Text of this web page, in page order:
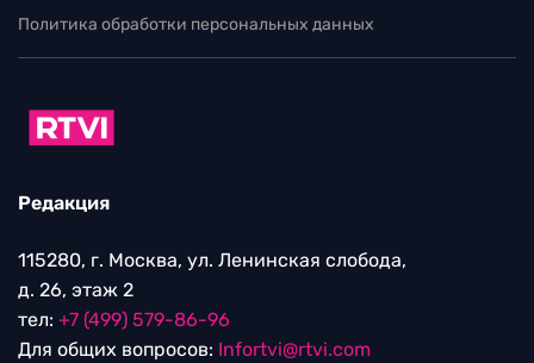
Политика обработки персональных данных
Редакция
115280, г. Москва, ул. Ленинская слобода,
д. 26, этаж 2
тел: +7 (499) 579-86-96
Для общих вопросов: Infortvi@rtvi.com